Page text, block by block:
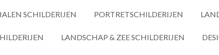
SCHILDERIJEN PORTRETSCHILDERIJEN
LANDSCHAP & ZEE SCHILDERIJEN